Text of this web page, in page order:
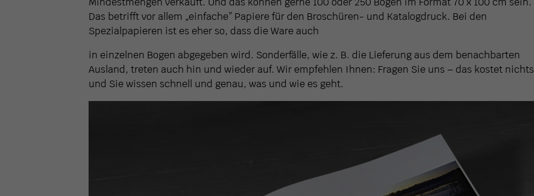
Das betrifft vor allem „einfache” Papiere für den Broschüren- und Katalogdruck. Bei den
Spezialpapieren ist es eher so, dass die Ware auch
in einzelnen Bogen abgegeben wird. Sonderfälle, wie z. B. die Lieferung aus dem benachbarten
Ausland, treten auch hin und wieder auf. Wir empfehlen Ihnen: Fragen Sie uns – das kostet nichts
und Sie wissen schnell und genau, was und wie es geht.